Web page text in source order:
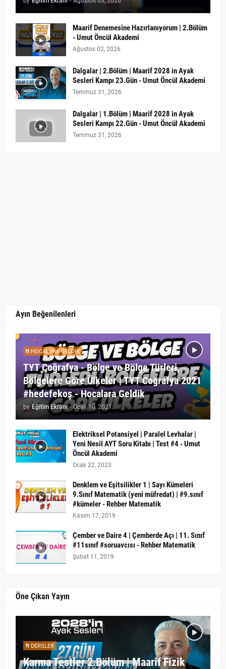
Maarif Denemesine Hazırlanıyorum | 2.Bölüm
- Umut Öncül Akademi
Ağustos 02, 2026
Dalgalar | 2.Bölüm | Maarif 2028 in Ayak
Sesleri Kampı 23.Gün - Umut Öncül Akademi
Temmuz 31, 2026
Dalgalar | 1.Bölüm | Maarif 2028 in Ayak
Sesleri Kampı 22.Gün - Umut Öncül Akademi
Temmuz 31, 2026
Ayın Beğenilenleri
HOCALARA GELDIK
TYT Coğrafya - Bölge ve Bölge Türleri,
Bölgelere Göre Ülkeler | TYT Coğrafya 2021
#hedefekoş - Hocalara Geldik
by Eğitim Ekranı - Ocak 10, 2021
Elektriksel Potansiyel | Paralel Levhalar |
Yeni Nesil AYT Soru Kitabı | Test #4 - Umut
Öncül Akademi
Ocak 22, 2023
Denklem ve Eşitsilikler 1 | Sayı Kümeleri
9.Sınıf Matematik (yeni müfredat) | #9.sınıf
#kümeler - Rehber Matematik
Kasım 17, 2019
Çember ve Daire 4 | Çemberde Açı | 11. Sınıf
#11sınıf #soruavcısı - Rehber Matematik
Şubat 11, 2019
Öne Çıkan Yayın
DERSLER
Karma Testler 2.Bölüm | Maarif Fizik